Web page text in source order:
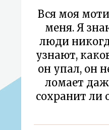
Вся моя
меня. Я
люди
узнают,
он упал, он
ломает
сохранит ли